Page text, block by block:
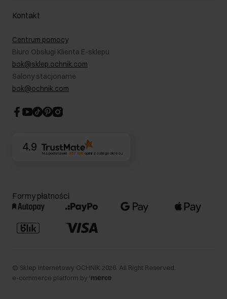
Jak dokonać zwrotu?
Zwróć produkty
W podróży
Karta podarunkowa
Bezpieczne zakupy
Blog
O nas
Salony
B2B - Sprzedaż dla firm
RODO- Polityka prywatności
Informacje prawne
Dla akcjonariuszy
CSR
Kontakt
Centrum pomocy
Biuro Obsługi Klienta E-sklepu
bok@sklep.ochnik.com
Salony stacjonarne
bok@ochnik.com
4.9
Na podstawie 357 108 opinii z całego okresu
Formy płatności
© Sklep internetowy OCHNIK 2026 . All Right Reserved.
e-commerce platform by